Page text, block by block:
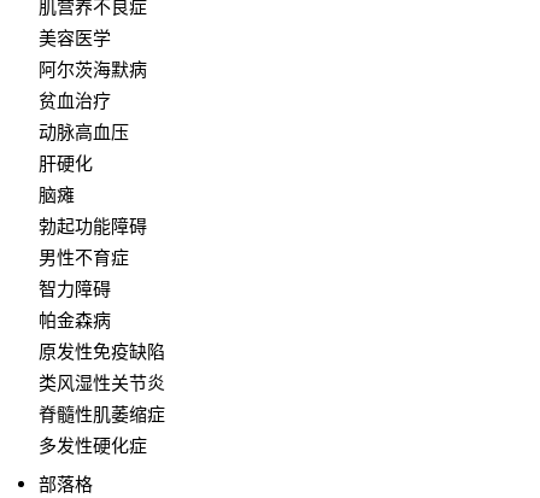
肌营养不良症
美容医学
阿尔茨海默病
贫血治疗
动脉高血压
肝硬化
脑瘫
勃起功能障碍
男性不育症
智力障碍
帕金森病
原发性免疫缺陷
类风湿性关节炎
脊髓性肌萎缩症
多发性硬化症
部落格